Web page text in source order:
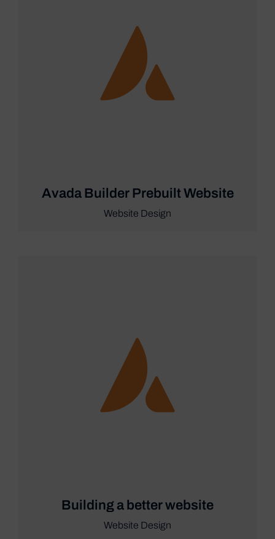
Avada Builder Prebuilt Website
Website Design
Building a better website
Website Design